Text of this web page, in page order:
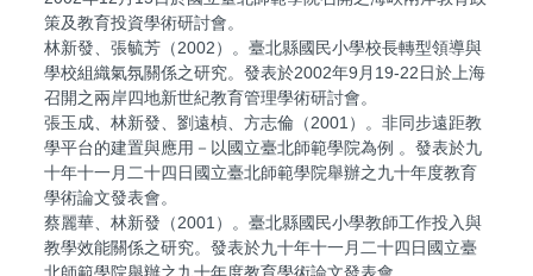
策及教育投資學術研討會。
林新發、張毓芳（2002）。臺北縣國民小學校長轉型領導與
學校組織氣氛關係之研究。發表於2002年9月19-22日於上海
召開之兩岸四地新世紀教育管理學術研討會。
張玉成、林新發、劉遠楨、方志倫（2001）。非同步遠距教
學平台的建置與應用－以國立臺北師範學院為例 。發表於九
十年十一月二十四日國立臺北師範學院舉辦之九十年度教育
學術論文發表會。
蔡麗華、林新發（2001）。臺北縣國民小學教師工作投入與
教學效能關係之研究。發表於九十年十一月二十四日國立臺
北師範學院舉辦之九十年度教育學術論文發表會。